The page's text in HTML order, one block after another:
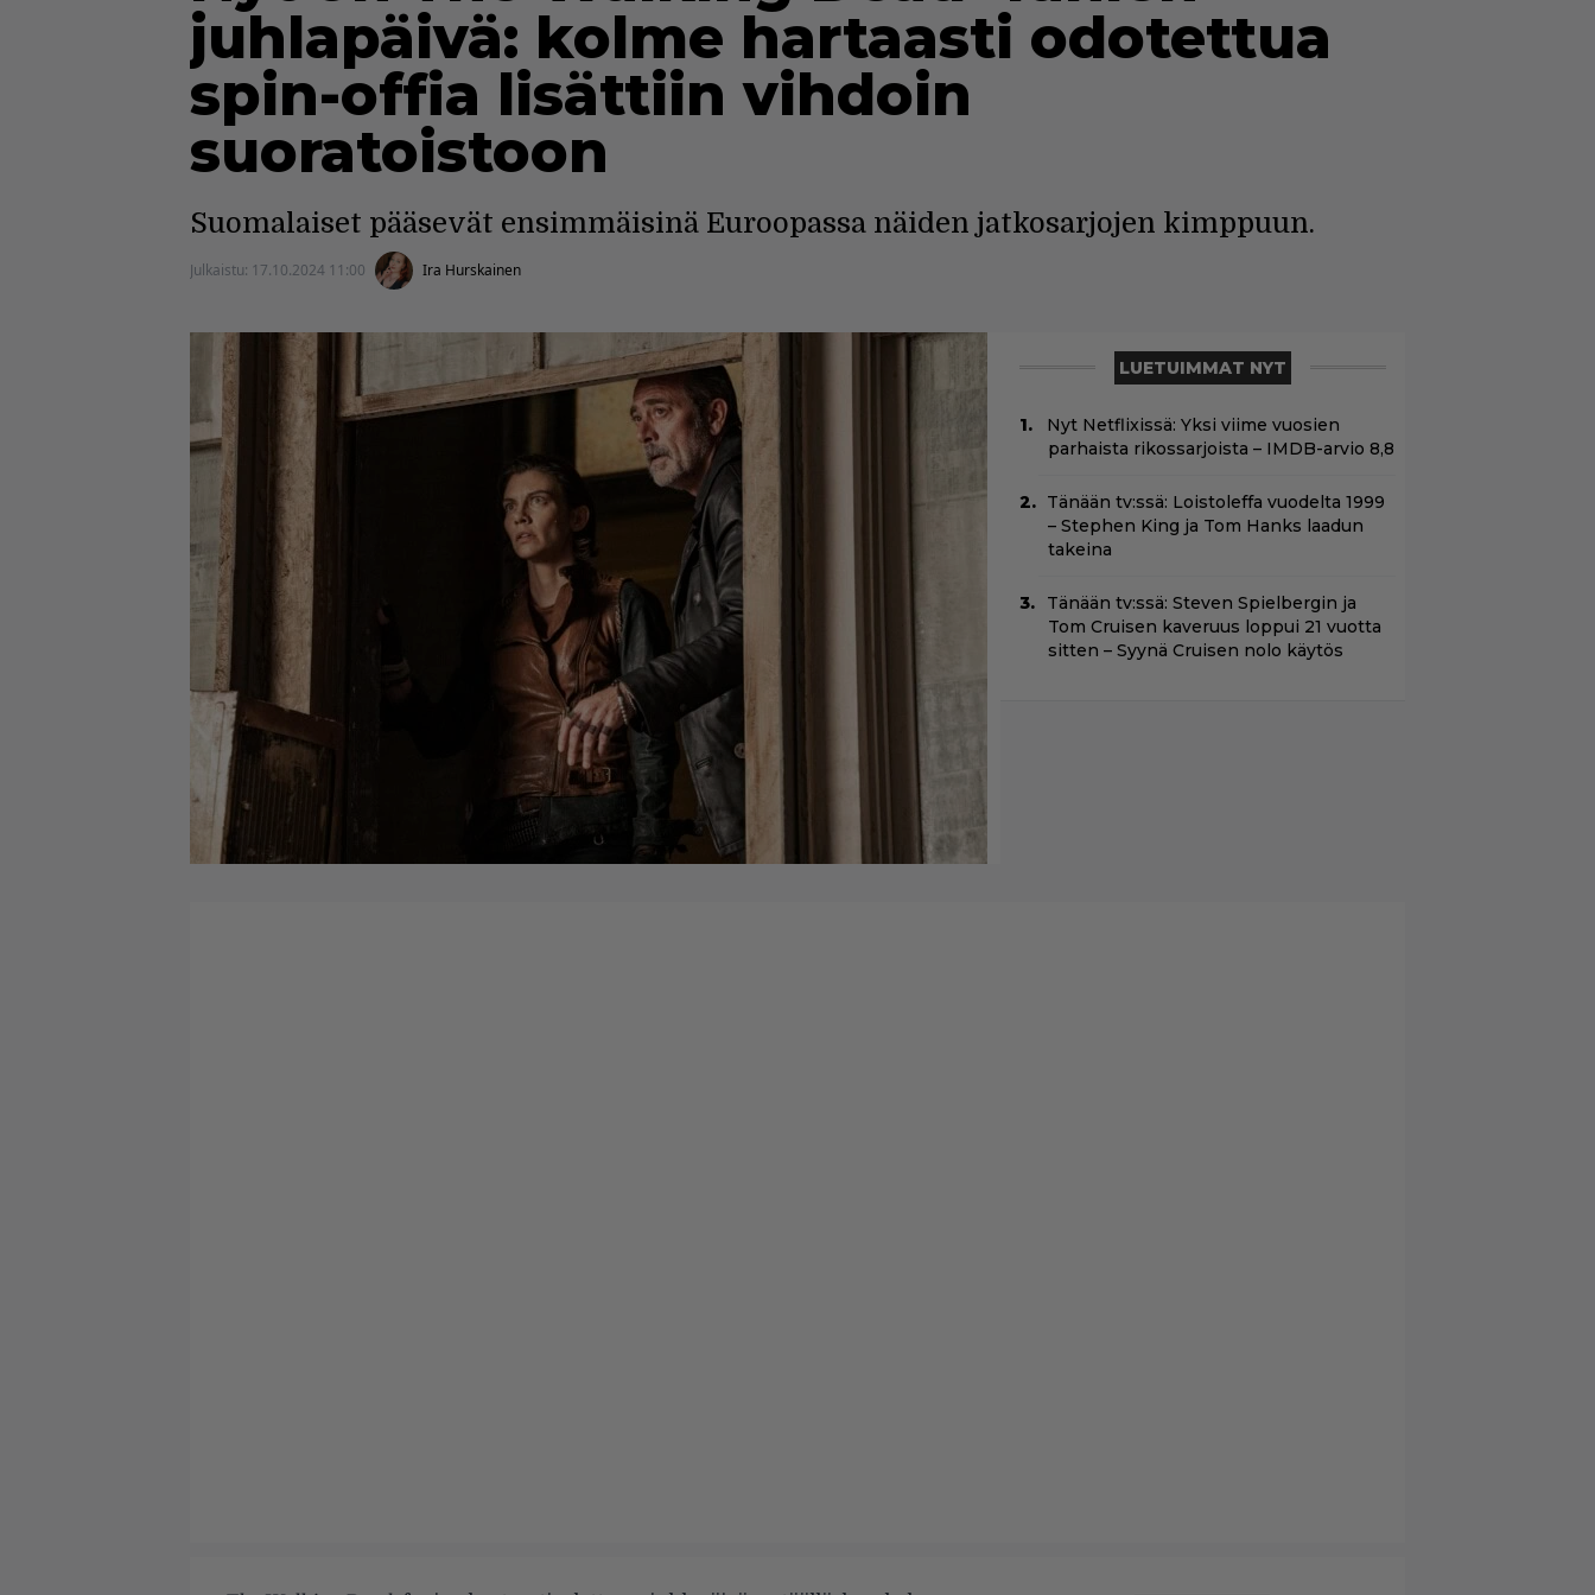
juhlapäivä: kolme hartaasti odotettua
spin-offia lisättiin vihdoin
suoratoistoon
Suomalaiset pääsevät ensimmäisinä Euroopassa näiden jatkosarjojen kimppuun.
Julkaistu: 17.10.2024 11:00 Ira Hurskainen
LUETUIMMAT NYT
Nyt Netflixissä: Yksi viime vuosien
parhaista rikossarjoista – IMDB-arvio 8,8
Tänään tv:ssä: Loistoleffa vuodelta 1999
– Stephen King ja Tom Hanks laadun
takeina
Tänään tv:ssä: Steven Spielbergin ja
Tom Cruisen kaveruus loppui 21 vuotta
sitten – Syynä Cruisen nolo käytös